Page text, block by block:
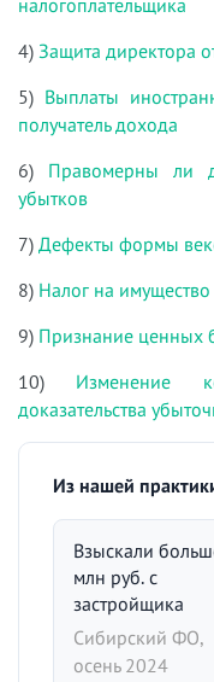
налогоплательщика
4) Защита директора
5) Выплаты
получатель дохода
6) Правомерны ли
убытков
7) Дефекты формы
8) Налог на
9) Признание ценных
10) Изменение
доказательства
Из нашей
Взыскали
млн руб. с
застройщика
Сибирский ФО,
осень 2024